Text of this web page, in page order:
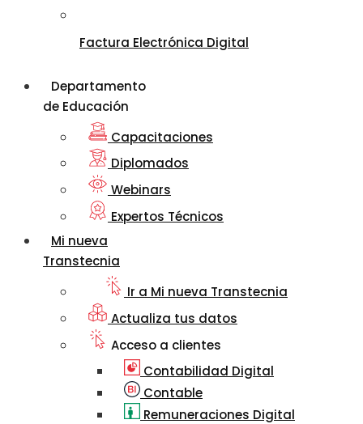
Factura Electrónica Digital
Departamento
de Educación
Capacitaciones
Diplomados
Webinars
Expertos Técnicos
Mi nueva
Transtecnia
Ir a Mi nueva Transtecnia
Actualiza tus datos
Acceso a clientes
Contabilidad Digital
Contable
Remuneraciones Digital